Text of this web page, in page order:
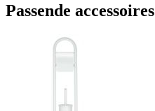
Passende accessoires